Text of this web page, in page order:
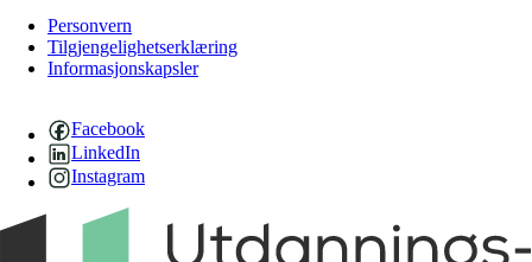
Personvern
Tilgjengelighetserklæring
Informasjonskapsler
Facebook
LinkedIn
Instagram